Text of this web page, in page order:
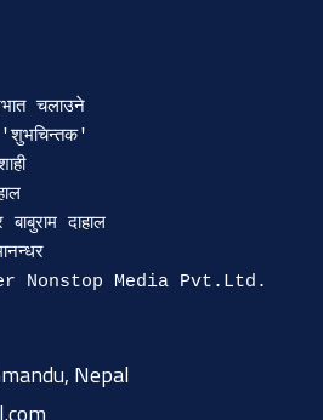
चलाउने
'शुभचिन्तक'
दाहाल
Nepal